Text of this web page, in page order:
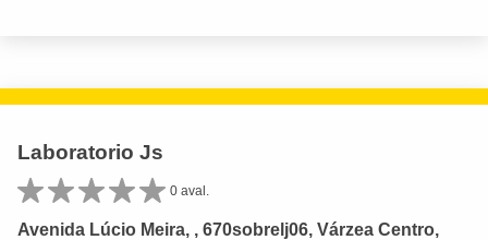
Laboratorio Js
0 aval.
Avenida Lúcio Meira, , 670sobrelj06, Várzea Centro,